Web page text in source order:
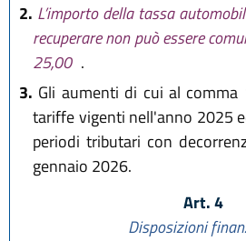
2. L’importo della tassa
recuperare non può essere
25,00 .
3. Gli aumenti di cui al comma
tariffe vigenti nell'anno 2025
periodi tributari con
gennaio 2026.
Art. 4
Disposizioni